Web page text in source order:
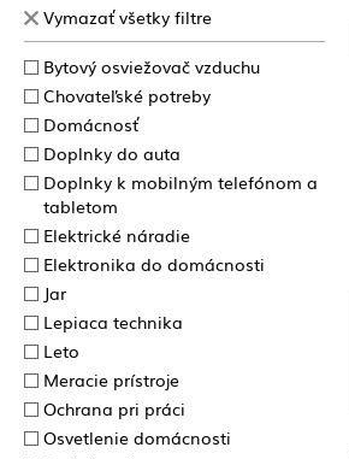
Vymazať všetky filtre
Bytový osviežovač vzduchu
Chovateľské potreby
Domácnosť
Doplnky do auta
Doplnky k mobilným telefónom a
tabletom
Elektrické náradie
Elektronika do domácnosti
Jar
Lepiaca technika
Leto
Meracie prístroje
Ochrana pri práci
Osvetlenie domácnosti